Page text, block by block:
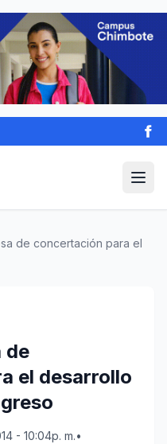
de concertación para el
de
el desarrollo
- 10:04p. m.•